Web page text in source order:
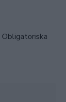
Obligatoriska